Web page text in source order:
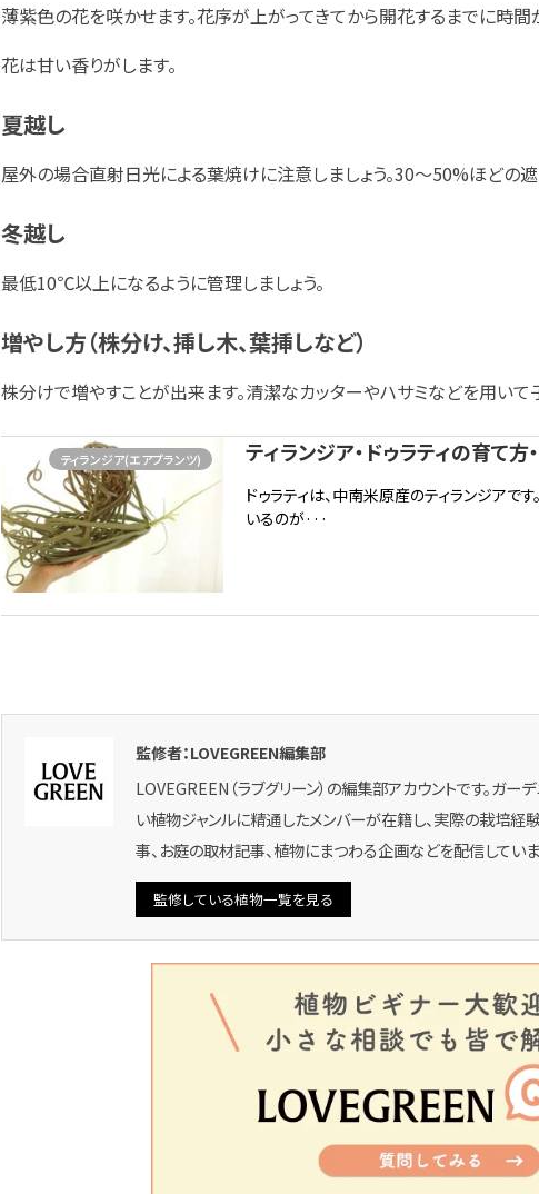
薄紫色の花を咲かせます。花序が上がってきてから開花するまでに時間
花は甘い香りがします。
夏越し
屋外の場合直射日光による葉焼けに注意しましょう。30～50%ほどの
冬越し
最低10℃以上になるように管理しましょう。
増やし方（株分け、挿し木、葉挿しなど）
株分けで増やすことが出来ます。清潔なカッターやハサミなどを用いて
ティランジア・ドゥラティの育て
ドゥラティは、中南米原産のティランジアで
いるのが···
ティランジア(エアプランツ)
監修者：LOVEGREEN編集部
LOVEGREEN（ラブグリーン）の編集部アカウントです。ガー
い植物ジャンルに精通したメンバーが在籍し、実際の栽培経
事、お庭の取材記事、植物にまつわる企画などを配信していま
監修している植物一覧を見る